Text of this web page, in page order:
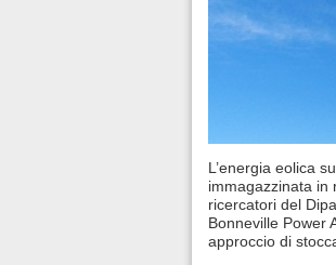
L’energia eolica
immagazzinata in
ricercatori del
Bonneville Power
approccio di